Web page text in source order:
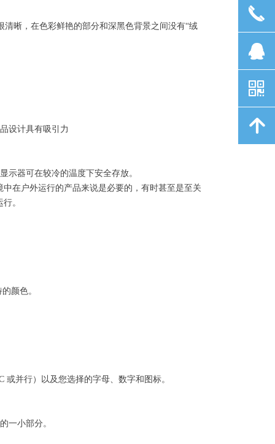
晰，在色彩鲜艳的部分和深黑色背景之间没有“绒
设计具有吸引力
示器可在较冷的温度下安全存放。
在户外运行的产品来说是必要的，有时甚至是至关
。
颜色。
并行）以及您选择的字母、数字和图标。
一小部分。
끅
뀩
낃
녕